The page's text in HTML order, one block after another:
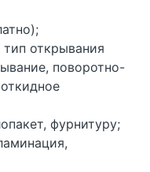
тип открывания
поворотно-
фурнитуру;